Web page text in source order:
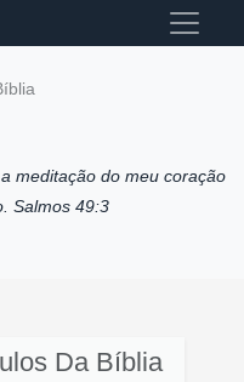
meditação do meu coração
Salmos 49:3
Da Bíblia